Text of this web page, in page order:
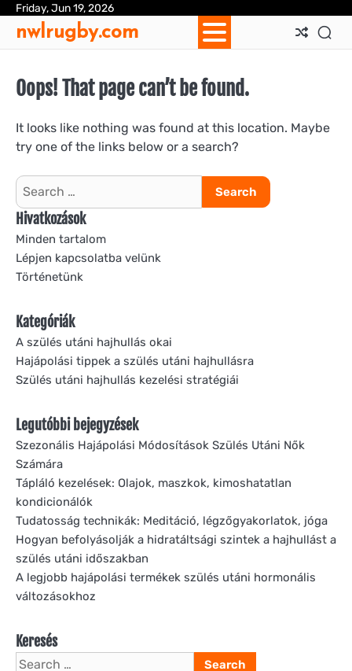
Skip
content
Friday, Jun 19, 2026
nwlrugby.com
Oops! That page can’t be found.
It looks like nothing was found at this location. Maybe
try one of the links below or a search?
Search
for:
Hivatkozások
Minden tartalom
Lépjen kapcsolatba velünk
Történetünk
Kategóriák
A szülés utáni hajhullás okai
Hajápolási tippek a szülés utáni hajhullásra
Szülés utáni hajhullás kezelési stratégiái
Legutóbbi bejegyzések
Szezonális Hajápolási Módosítások Szülés Utáni Nők
Számára
Tápláló kezelések: Olajok, maszkok, kimoshatatlan
kondicionálók
Tudatosság technikák: Meditáció, légzőgyakorlatok, jóga
Hogyan befolyásolják a hidratáltsági szintek a hajhullást a
szülés utáni időszakban
A legjobb hajápolási termékek szülés utáni hormonális
változásokhoz
Keresés
Search